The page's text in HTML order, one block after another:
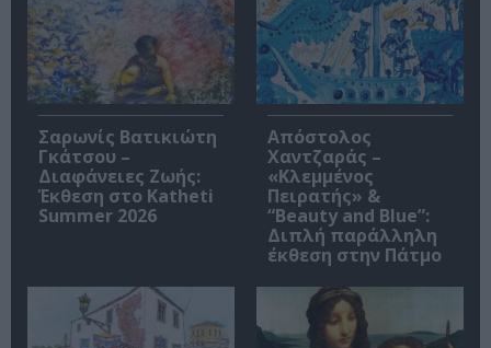
Σαρωνίς Βατικιώτη
Γκάτσου –
Διαφάνειες Ζωής:
Έκθεση στο Katheti
Summer 2026
Απόστολος
Χαντζαράς –
«Κλεμμένος
Πειρατής» &
“Beauty and Blue”:
Διπλή παράλληλη
έκθεση στην Πάτμο